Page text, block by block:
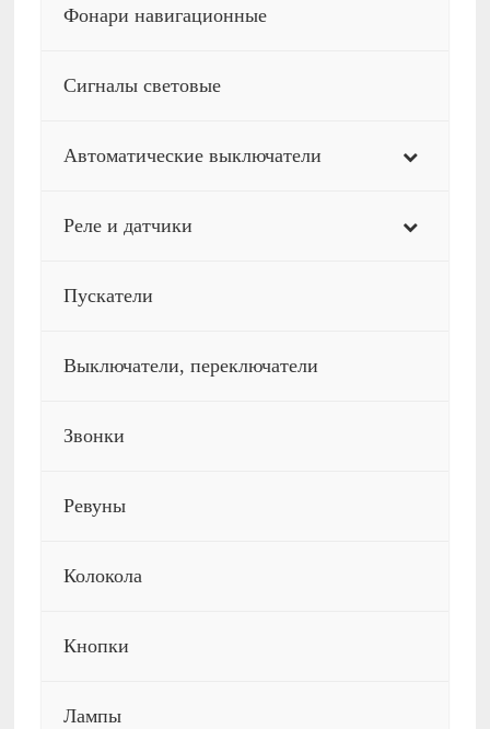
Фонари навигационные
Сигналы световые
Автоматические выключатели
Реле и датчики
Пускатели
Выключатели, переключатели
Звонки
Ревуны
Колокола
Кнопки
Лампы